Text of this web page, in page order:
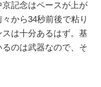
記念はペースが上が
から34秒前後で粘り
は十分あるはず。基
のは武器なので、そ